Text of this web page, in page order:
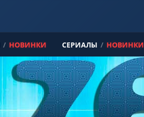
/ НОВИНКИ СЕРИАЛЫ / НОВИНКИ